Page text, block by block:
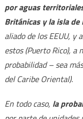
por aguas
Británicas y la isla
aliado de los EEUU, y
estos (Puerto Rico), a
probabilidad – sea
del Caribe Oriental).
En todo caso, la